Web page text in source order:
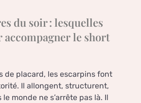
du soir : lesquelles
le short
de placard, les escarpins font
Il allongent, structurent,
monde ne s’arrête pas là. Il